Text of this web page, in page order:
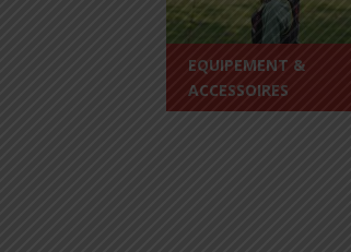
EQUIPEMENT &
ACCESSOIRES